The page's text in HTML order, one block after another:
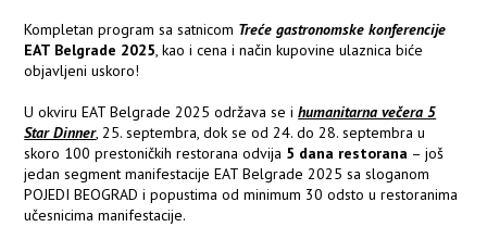
Kompletan program sa satnicom Treće gastronomske konferencije
EAT Belgrade 2025, kao i cena i način kupovine ulaznica biće
objavljeni uskoro!
U okviru EAT Belgrade 2025 održava se ihumanitarna večera 5
Star Dinner, 25. septembra, dok se od 24. do 28. septembra u
skoro 100 prestoničkih restorana odvija 5 dana restorana – još
jedan segment manifestacije EAT Belgrade 2025 sa sloganom
POJEDI BEOGRAD i popustima od minimum 30 odsto u restoranima
učesnicima manifestacije.